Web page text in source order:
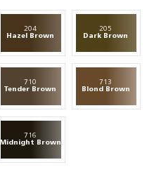
204
Hazel Brown
205
Dark Brown
710
Tender Brown
713
Blond Brown
716
Midnight Brown